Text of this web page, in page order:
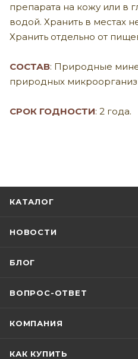
препарата на кожу или в
водой. Хранить в местах
Хранить отдельно от
СОСТАВ: Природные
природных
СРОК ГОДНОСТИ: 2 года.
КАТАЛОГ
НОВОСТИ
БЛОГ
ВОПРОС-ОТВЕТ
КОМПАНИЯ
КАК КУПИТЬ